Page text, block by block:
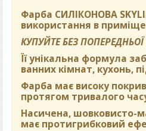
Фарба СИЛІКОНОВА
використання в
КУПУЙТЕ БЕЗ
Її унікальна формула
ванних кімнат, кухонь,
Фарба має високу
протягом тривалого
Насичена, шовковисто-
має протигрибковий